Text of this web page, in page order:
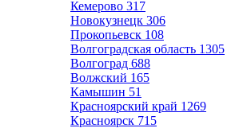
Кемерово 317
Новокузнецк 306
Прокопьевск 108
Волгоградская область 1305
Волгоград 688
Волжский 165
Камышин 51
Красноярский край 1269
Красноярск 715